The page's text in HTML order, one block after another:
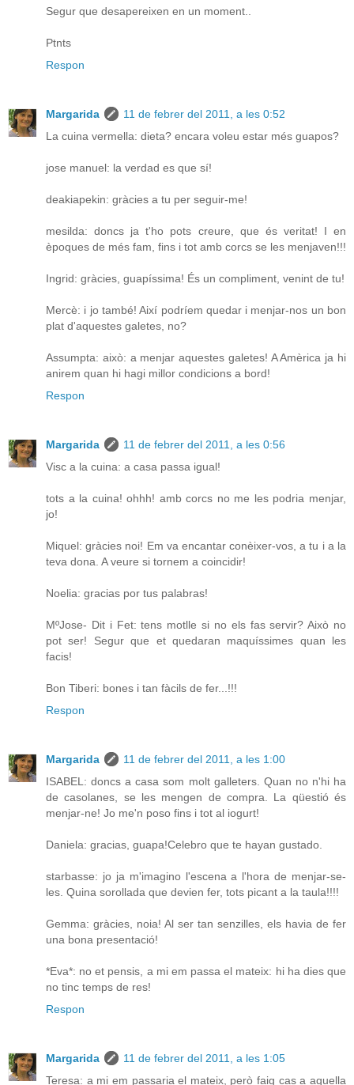
Segur que desapereixen en un moment..
Ptnts
Respon
Margarida
11 de febrer del 2011, a les 0:52
La cuina vermella: dieta? encara voleu estar més guapos?
jose manuel: la verdad es que sí!
deakiapekin: gràcies a tu per seguir-me!
mesilda: doncs ja t'ho pots creure, que és veritat! I en
èpoques de més fam, fins i tot amb corcs se les menjaven!!!
Ingrid: gràcies, guapíssima! És un compliment, venint de tu!
Mercè: i jo també! Així podríem quedar i menjar-nos un bon
plat d'aquestes galetes, no?
Assumpta: això: a menjar aquestes galetes! A Amèrica ja hi
anirem quan hi hagi millor condicions a bord!
Respon
Margarida
11 de febrer del 2011, a les 0:56
Visc a la cuina: a casa passa igual!
tots a la cuina! ohhh! amb corcs no me les podria menjar,
jo!
Miquel: gràcies noi! Em va encantar conèixer-vos, a tu i a la
teva dona. A veure si tornem a coincidir!
Noelia: gracias por tus palabras!
MºJose- Dit i Fet: tens motlle si no els fas servir? Això no
pot ser! Segur que et quedaran maquíssimes quan les
facis!
Bon Tiberi: bones i tan fàcils de fer...!!!
Respon
Margarida
11 de febrer del 2011, a les 1:00
ISABEL: doncs a casa som molt galleters. Quan no n'hi ha
de casolanes, se les mengen de compra. La qüestió és
menjar-ne! Jo me'n poso fins i tot al iogurt!
Daniela: gracias, guapa!Celebro que te hayan gustado.
starbasse: jo ja m'imagino l'escena a l'hora de menjar-se-
les. Quina sorollada que devien fer, tots picant a la taula!!!!
Gemma: gràcies, noia! Al ser tan senzilles, els havia de fer
una bona presentació!
*Eva*: no et pensis, a mi em passa el mateix: hi ha dies que
no tinc temps de res!
Respon
Margarida
11 de febrer del 2011, a les 1:05
Teresa: a mi em passaria el mateix, però faig cas a aquella